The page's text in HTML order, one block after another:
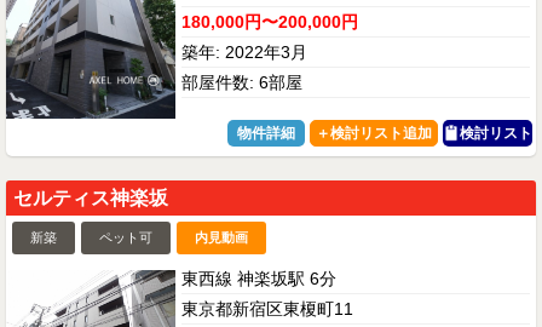
180,000円〜200,000円
築年: 2022年3月
部屋件数: 6部屋
物件詳細 検討リスト
セルティス神楽坂
新築 ペット可 内見動画
東西線 神楽坂駅 6分
東京都新宿区東榎町11